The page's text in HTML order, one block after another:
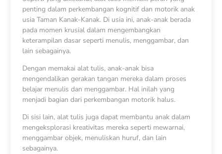
penting dalam perkembangan kognitif dan motorik anak
usia Taman Kanak-Kanak. Di usia ini, anak-anak berada
pada momen krusial dalam mengembangkan
keterampilan dasar seperti menulis, menggambar, dan
lain sebagainya.
Dengan memakai alat tulis, anak-anak bisa
mengendalikan gerakan tangan mereka dalam proses
belajar menulis dan menggambar. Hal inilah yang
menjadi bagian dari perkembangan motorik halus.
Di sisi lain, alat tulis juga dapat membantu anak dalam
mengeksplorasi kreativitas mereka seperti mewarnai,
menggambar objek, menuliskan huruf, dan lain
sebagainya.